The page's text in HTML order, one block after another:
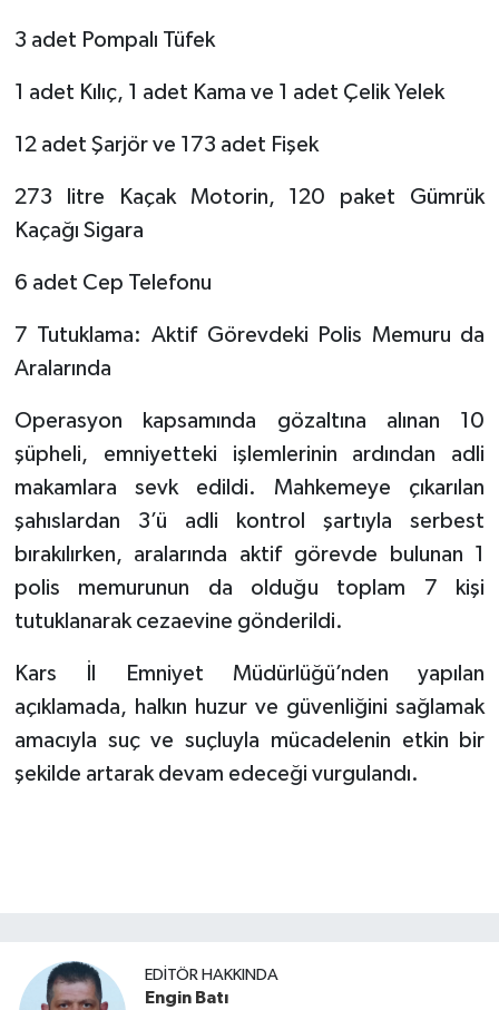
​3 adet Pompalı Tüfek
​1 adet Kılıç, 1 adet Kama ve 1 adet Çelik Yelek
​12 adet Şarjör ve 173 adet Fişek
​273 litre Kaçak Motorin, 120 paket Gümrük
Kaçağı Sigara
​6 adet Cep Telefonu
​7 Tutuklama: Aktif Görevdeki Polis Memuru da
Aralarında
​Operasyon kapsamında gözaltına alınan 10
şüpheli, emniyetteki işlemlerinin ardından adli
makamlara sevk edildi. Mahkemeye çıkarılan
şahıslardan 3’ü adli kontrol şartıyla serbest
bırakılırken, aralarında aktif görevde bulunan 1
polis memurunun da olduğu toplam 7 kişi
tutuklanarak cezaevine gönderildi.
​Kars İl Emniyet Müdürlüğü’nden yapılan
açıklamada, halkın huzur ve güvenliğini sağlamak
amacıyla suç ve suçluyla mücadelenin etkin bir
şekilde artarak devam edeceği vurgulandı.
EDITÖR HAKKINDA
Engin Batı